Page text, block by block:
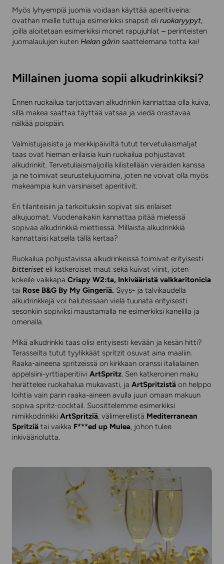
Myös lyhyempiä juomia voidaan käyttää aperitiiveina:
ovathan meille tuttuja esimerkiksi snapsit eli ruokaryypyt,
joilla aloitetaan esimerkiksi monet rapujuhlat – perinteisten
juomalaulujen kuten Helan gårin saattelemana totta kai!
Millainen juoma sopii alkudrinkiksi?
Ennen ruokailua tarjottavan alkudrinkin kannattaa olla kuiva,
sillä makea saattaa täyttää vatsaa ja viedä orastavaa
nälkää poispäin.
Valmistujaisista ja merkkipäiviltä tutut tervetuliaismaljat
taas ovat hieman erilaisia kuin ruokailua pohjustavat
alkudrinkit. Tervetuliaismaljoilla kilistellään vieraiden kanssa
ja ne toimivat seurustelujuomina, joten ne voivat olla myös
makeampia kuin varsinaiset aperitiivit.
Eri tilanteisiin ja tarkoituksiin sopivat siis erilaiset
alkujuomat. Vuodenaikakin kannattaa pitää mielessä
sopivaa alkudrinkkiä miettiessä. Millaista alkudrinkkiä
kannattaisi katsella tällä kertaa?
Ruokailua pohjustavissa alkudrinkeissä toimivat erityisesti
bitteriset eli katkeroiset maut sekä kuivat viinit, joten
kokeile vaikkapa Crispy W2:ta, Inkivääristä valkkaritonicia
tai Rose B&G By My Gingeriä. Syys- ja talvikaudella
alkudrinkkejä voi halutessaan vielä tuunata erityisesti
sesonkiin sopiviksi maustamalla ne esimerkiksi kanelilla ja
omenalla.
Mikä alkudrinkki taas olisi erityisesti kevään ja kesän hitti?
Terasseilta tutut tyylikkäät spritzit osuvat aina maaliin.
Raaka-aineena spritzeissä on kirkkaan oranssi italialainen
appelsiini-yrttiaperitiivi ArtSpritz. Sen katkeroinen maku
herättelee ruokahalua mukavasti, ja ArtSpritzistä on helppo
loihtia vain parin raaka-aineen avulla juuri omaan makuun
sopiva spritz-cocktail. Suosittelemme esimerkiksi
nimikkodrinkki ArtSpritziä, välimerellistä Mediterranean
Spritziä tai vaikka F***ed up Mulea, johon tulee
inkivääriolutta.